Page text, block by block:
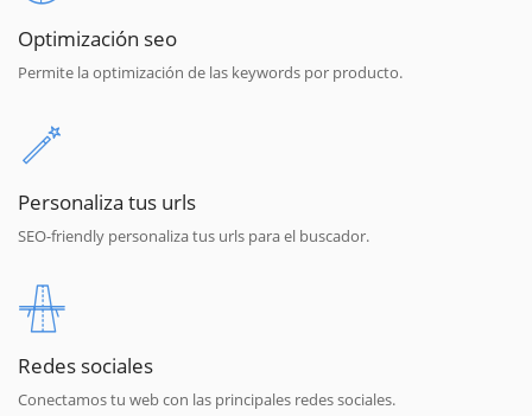
Optimización seo
Permite la optimización de las keywords por producto.
Personaliza tus urls
SEO-friendly personaliza tus urls para el buscador.
Redes sociales
Conectamos tu web con las principales redes sociales.